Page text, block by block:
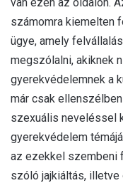
számomra kiemelten
ügye, amely
megszólalni, akiknek
gyerekvédelemnek a
már csak
szexuális neveléssel
gyerekvédelem
az ezekkel szembeni
szóló jajkiáltás, illetve